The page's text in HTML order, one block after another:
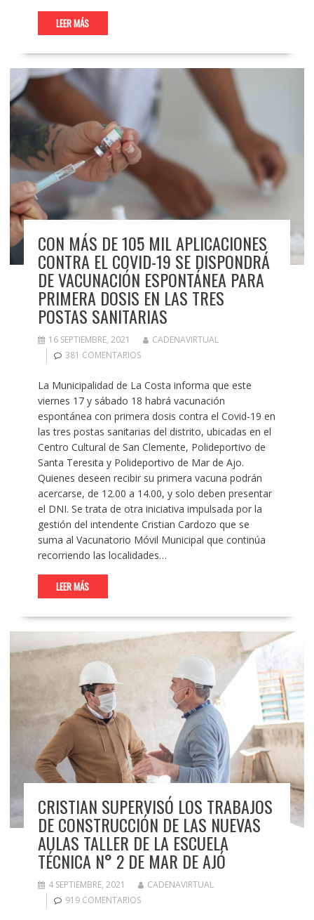
LEER MÁS
CON MÁS DE 105 MIL APLICACIONES
CONTRA EL COVID-19 SE DISPONDRÁ
DE VACUNACIÓN ESPONTÁNEA PARA
PRIMERA DOSIS EN LAS TRES
POSTAS SANITARIAS
16 SEPTIEMBRE, 2021
CADENAVIRTUAL
381 COMENTARIOS
La Municipalidad de La Costa informa que este
viernes 17 y sábado 18 habrá vacunación
espontánea con primera dosis contra el Covid-19 en
las tres postas sanitarias del distrito, ubicadas en el
Centro Cultural de San Clemente, Polideportivo de
Santa Teresita y Polideportivo de Mar de Ajo.
Quienes deseen recibir su primera vacuna podrán
acercarse, de 12.00 a 14.00, y solo deben presentar
el DNI. Se trata de otra iniciativa impulsada por la
gestión del intendente Cristian Cardozo que se
suma al Vacunatorio Móvil Municipal que continúa
recorriendo las localidades…
LEER MÁS
CRISTIAN SUPERVISÓ LOS TRABAJOS
DE CONSTRUCCIÓN DE LAS NUEVAS
AULAS TALLER DE LA ESCUELA
TÉCNICA N° 2 DE MAR DE AJÓ
4 SEPTIEMBRE, 2021
CADENAVIRTUAL
919 COMENTARIOS